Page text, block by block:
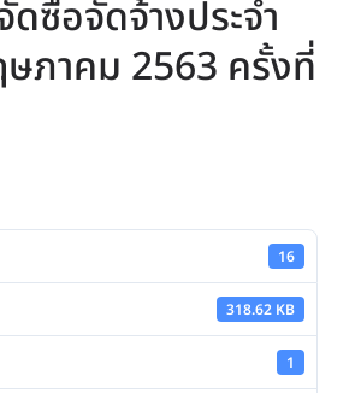
ซื้อจัดจ้างประจำ
ภาคม 2563 ครั้งที่
16
318.62 KB
1